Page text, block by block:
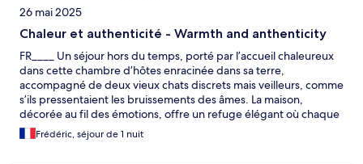
26 mai 2025
Chaleur et authenticité - Warmth and anthenticity
FR____ Un séjour hors du temps, porté par l’accueil chaleureux
dans cette chambre d’hôtes enracinée dans sa terre,
accompagné de deux vieux chats discrets mais veilleurs, comme
s’ils pressentaient les bruissements des âmes. La maison,
décorée au fil des émotions, offre un refuge élégant où chaque
tableau éphémère murmure l’humeur du jour. Le petit déjeuner,
généreux et sincère, a ouvert la voie à des échanges profonds
Frédéric, séjour de 1 nuit